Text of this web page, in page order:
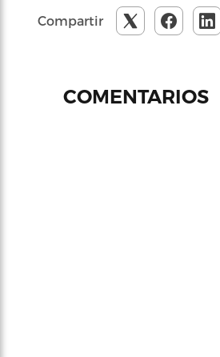
Compartir
COMENTARIOS